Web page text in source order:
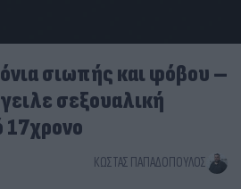
σιωπής και φόβου –
σεξουαλική
17χρονο
ΚΏΣΤΑΣ ΠΑΠΑΔΌΠΟΥΛΟΣ